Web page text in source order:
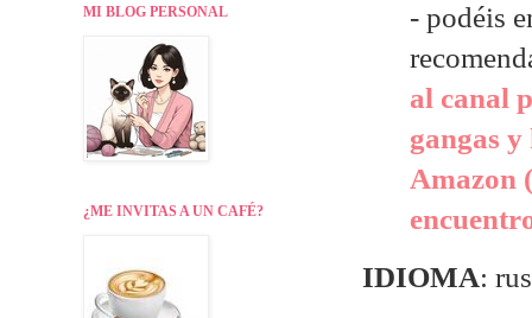
- podéis
al canal
gangas
Amazon
IDIOMA:
MI BLOG PERSONAL
¿ME INVITAS A UN CAFÉ?